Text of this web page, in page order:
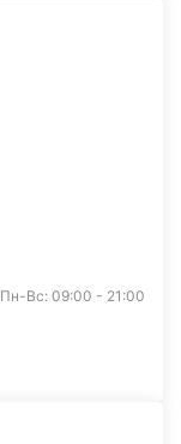
Пн-Вс: 09:00 - 21:00